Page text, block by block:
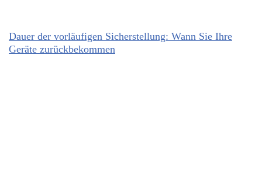
Dauer der vorläufigen Sicherstellung: Wann Sie Ihre
Geräte zurückbekommen